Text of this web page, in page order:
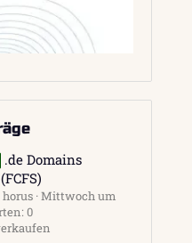
.de Domains
Mittwoch um
0